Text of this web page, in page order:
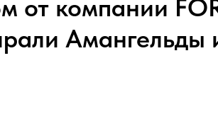
от компании
Амангельды